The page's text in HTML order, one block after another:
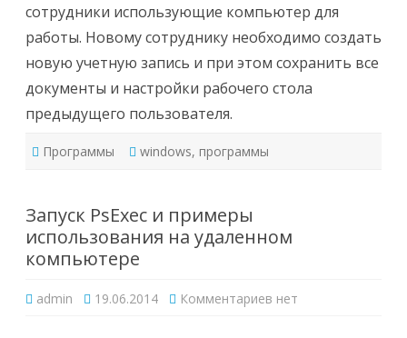
сотрудники использующие компьютер для
работы. Новому сотруднику необходимо создать
новую учетную запись и при этом сохранить все
документы и настройки рабочего стола
предыдущего пользователя.
Программы windows, программы
Запуск PsExec и примеры
использования на удаленном
компьютере
admin 19.06.2014 Комментариев кнет